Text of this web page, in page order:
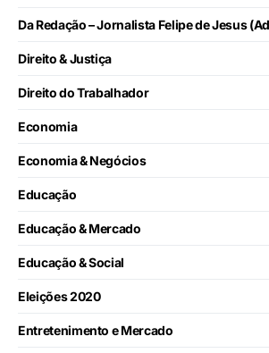
Da Redação – Jornalista Felipe de Jesus
Direito & Justiça
Direito do Trabalhador
Economia
Economia & Negócios
Educação
Educação & Mercado
Educação & Social
Eleições 2020
Entretenimento e Mercado